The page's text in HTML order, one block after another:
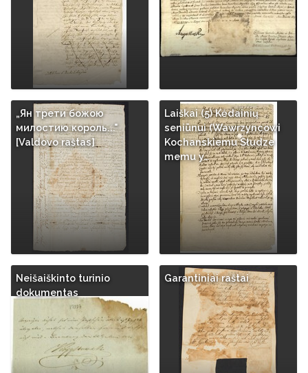
„Ян трети божою
милостию король..."
[Valdovo raštas]
Laiškai (5) Kėdainių
seniūnui (Wawrzyncowi
Kochanskiemu Słudze
memu y…
Neišaiškinto turinio
dokumentas
Garantiniai raštai